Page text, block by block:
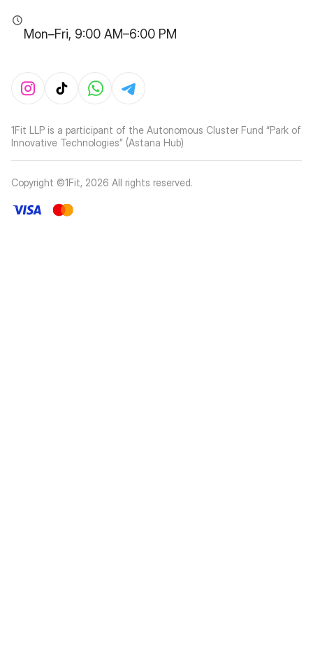
Mon–Fri, 9:00 AM–6:00 PM
1Fit LLP is a participant of the Autonomous Cluster Fund “Park of
Innovative Technologies” (Astana Hub)
Copyright ©1Fit, 2026 All rights reserved.